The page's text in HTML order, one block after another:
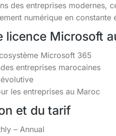
des entreprises modernes,
numérique en constante
licence Microsoft
Microsoft 365
entreprises marocaines
les entreprises au Maroc
et du tarif
– Annual